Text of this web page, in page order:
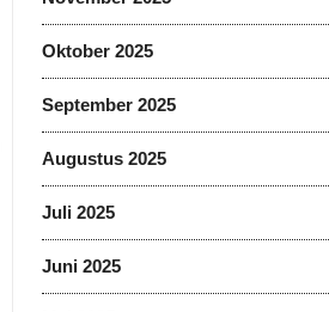
Oktober 2025
September 2025
Augustus 2025
Juli 2025
Juni 2025